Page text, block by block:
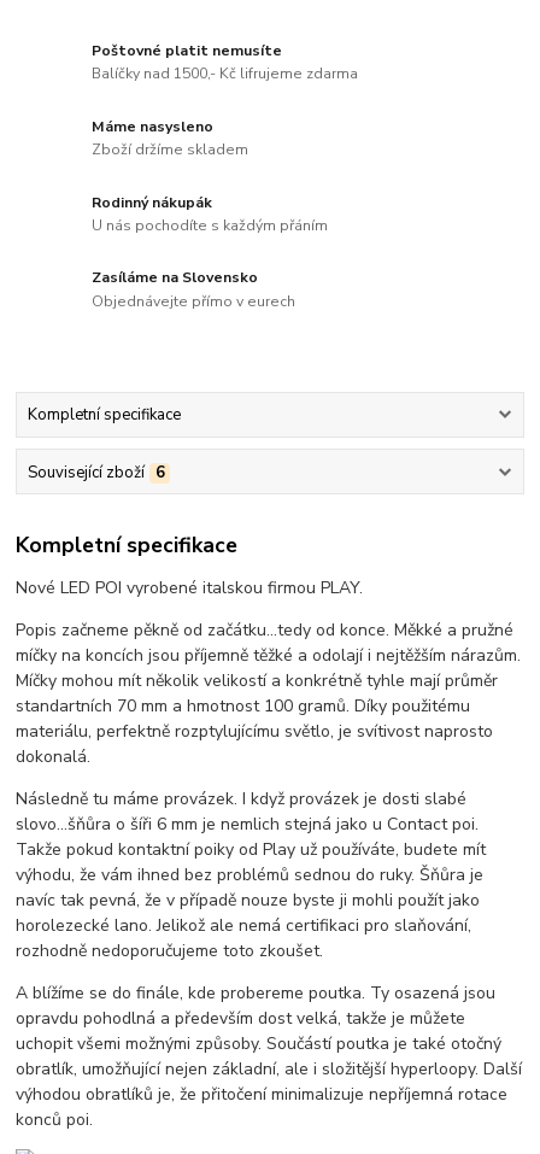
Poštovné platit nemusíte
Balíčky nad 1500,- Kč lifrujeme zdarma
Máme nasysleno
Zboží držíme skladem
Rodinný nákupák
U nás pochodíte s každým přáním
Zasíláme na Slovensko
Objednávejte přímo v eurech
Kompletní specifikace
Související zboží 6
Kompletní specifikace
Nové LED POI vyrobené italskou firmou PLAY.
Popis začneme pěkně od začátku...tedy od konce. Měkké a pružné
míčky na koncích jsou příjemně těžké a odolají i nejtěžším nárazům.
Míčky mohou mít několik velikostí a konkrétně tyhle mají průměr
standartních 70 mm a hmotnost 100 gramů. Díky použitému
materiálu, perfektně rozptylujícímu světlo, je svítivost naprosto
dokonalá.
Následně tu máme provázek. I když provázek je dosti slabé
slovo...šňůra o šíři 6 mm je nemlich stejná jako u Contact poi.
Takže pokud kontaktní poiky od Play už používáte, budete mít
výhodu, že vám ihned bez problémů sednou do ruky. Šňůra je
navíc tak pevná, že v případě nouze byste ji mohli použít jako
horolezecké lano. Jelikož ale nemá certifikaci pro slaňování,
rozhodně nedoporučujeme toto zkoušet.
A blížíme se do finále, kde probereme poutka. Ty osazená jsou
opravdu pohodlná a především dost velká, takže je můžete
uchopit všemi možnými způsoby. Součástí poutka je také otočný
obratlík, umožňující nejen základní, ale i složitější hyperloopy. Další
výhodou obratlíků je, že přitočení minimalizuje nepříjemná rotace
konců poi.